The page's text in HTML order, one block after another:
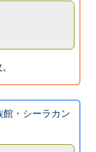
館・シーラカン